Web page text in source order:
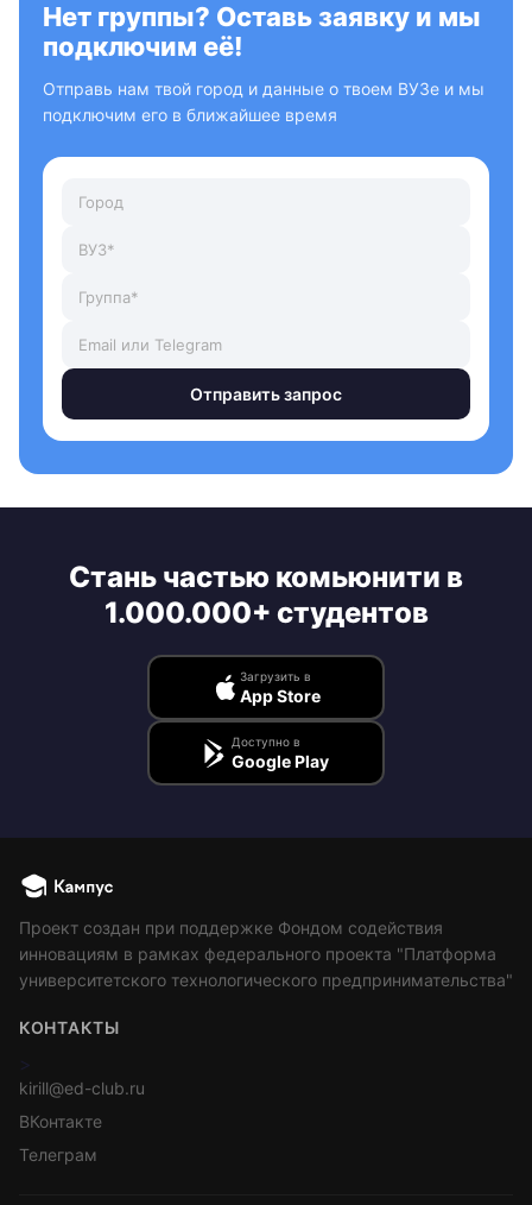
Нет группы? Оставь заявку и мы
подключим её!
Отправь нам твой город и данные о твоем ВУЗе и мы
подключим его в ближайшее время
Отправить запрос
Стань частью комьюнити в
1.000.000+ студентов
Загрузить в
App Store
Доступно в
Google Play
Проект создан при поддержке Фондом содействия
инновациям в рамках федерального проекта "Платформа
университетского технологического предпринимательства"
КОНТАКТЫ
>
kirill@ed-club.ru
ВКонтакте
Телеграм